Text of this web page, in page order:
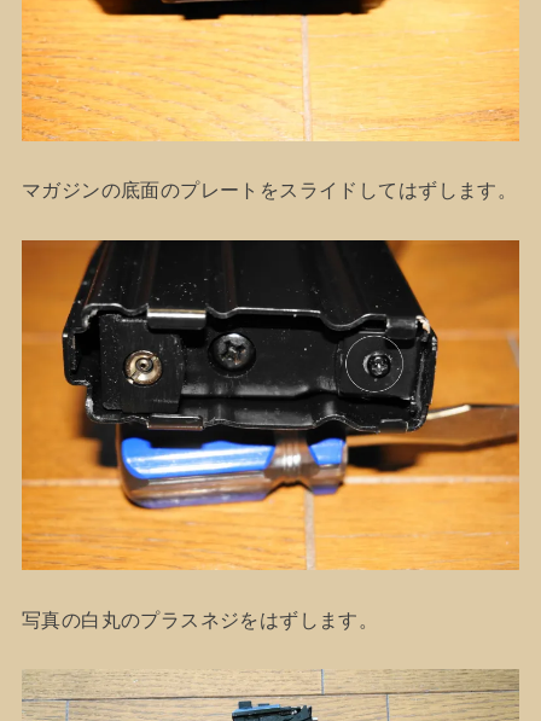
マガジンの底面のプレートをスライドしてはずします。
写真の白丸のプラスネジをはずします。